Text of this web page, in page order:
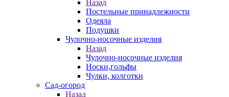
Назад
Постельные принадлежности
Одеяла
Подушки
Чулочно-носочные изделия
Назад
Чулочно-носочные изделия
Носки,гольфы
Чулки, колготки
Сад-огород
Назад